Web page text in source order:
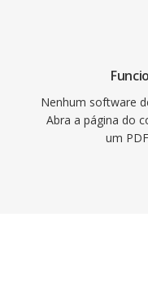
Nenhum software
Abra a página do
um